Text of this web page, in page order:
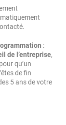
:
de l’entreprise,
qu’un
de fin
5 ans de votre